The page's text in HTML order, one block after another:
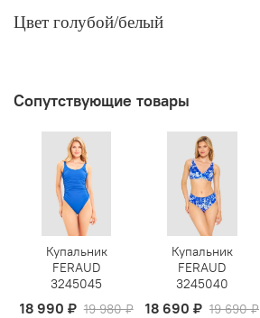
Цвет голубой/белый
Сопутствующие товары
Купальник
FERAUD
3245045
18 990 ₽ 19 980 ₽
Купальник
FERAUD
3245040
18 690 ₽ 19 690 ₽